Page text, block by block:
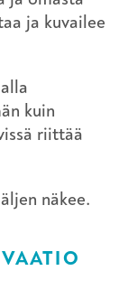
ja kuvailee
kuin
riittää
näkee.